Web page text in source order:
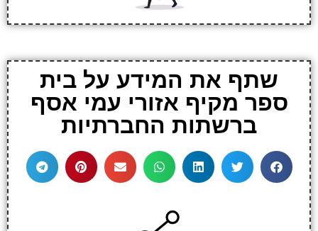
שתף את המידע על בית
ספר מקיף אזורי עמי אסף
ברשתות החברתיות